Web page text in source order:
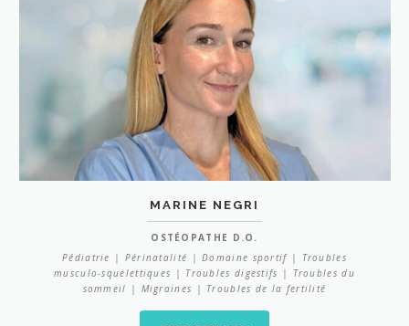
MARINE NEGRI
OSTÉOPATHE D.O.
Pédiatrie | Périnatalité | Domaine sportif | Troubles
musculo-squelettiques | Troubles digestifs | Troubles du
sommeil | Migraines | Troubles de la fertilité